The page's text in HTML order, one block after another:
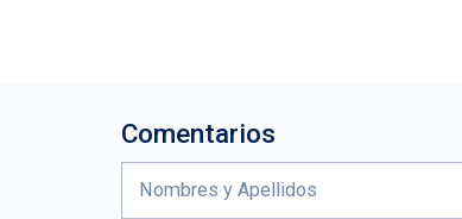
Comentarios